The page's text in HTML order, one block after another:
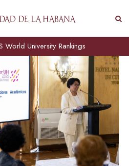
World University Rankings